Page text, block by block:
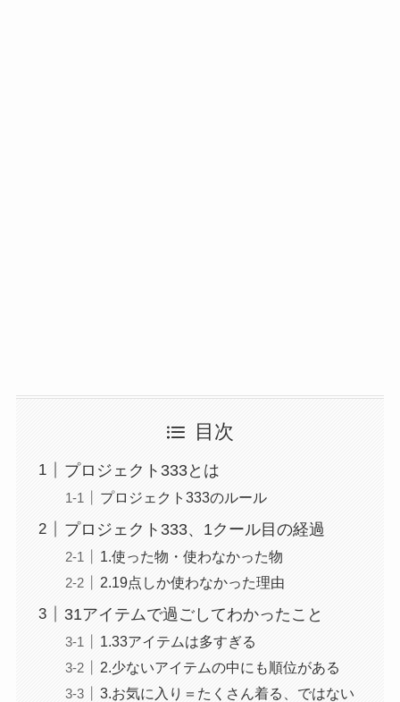
目次
プロジェクト333とは
プロジェクト333のルール
プロジェクト333、1クール目の経過
1.使った物・使わなかった物
2.19点しか使わなかった理由
31アイテムで過ごしてわかったこと
1.33アイテムは多すぎる
2.少ないアイテムの中にも順位がある
3.お気に入り＝たくさん着る、ではない